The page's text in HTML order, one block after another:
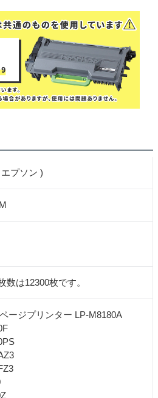
プソン )
数は12300枚です。
ージプリンター LP-M8180A